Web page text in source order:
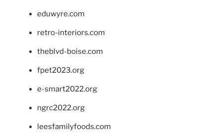
eduwyre.com
retro-interiors.com
theblvd-boise.com
fpet2023.org
e-smart2022.org
ngrc2022.org
leesfamilyfoods.com